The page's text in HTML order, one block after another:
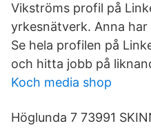
Vikströms profil på
yrkesnätverk. Anna
Se hela profilen på
och hitta jobb på
Koch media shop
Höglunda 7 73991